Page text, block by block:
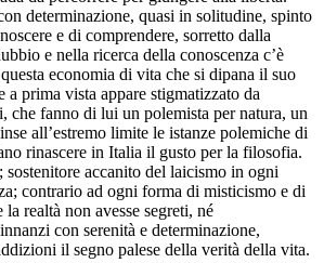
determinazione, quasi in solitudine, spinto
e di comprendere, sorretto dalla
e nella ricerca della conoscenza c’è
economia di vita che si dipana il suo
prima vista appare stigmatizzato da
che fanno di lui un polemista per natura, un
all’estremo limite le istanze polemiche di
rinascere in Italia il gusto per la filosofia.
sostenitore accanito del laicismo in ogni
contrario ad ogni forma di misticismo e di
realtà non avesse segreti, né
con serenità e determinazione,
il segno palese della verità della vita.